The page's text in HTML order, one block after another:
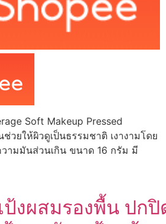
Soft Makeup Pressed
วยให้ผิวดูเป็นธรรมชาติ เงางามโดย
ามมันส่วนเกิน ขนาด 16 กรัม มี
งผสมรองพื้น ปกปิ